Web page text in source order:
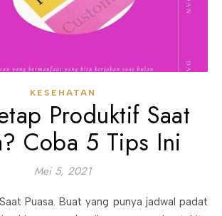
KESEHATAN
Produktif Saat
Coba 5 Tips Ini
Mei 5, 2021